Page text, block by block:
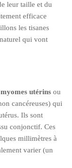
leur taille et du
efficace
les tisanes
qui vont
myomes utérins ou
cancéreuses) qui
Ils sont
conjonctif. Ces
millimètres à
varier (un